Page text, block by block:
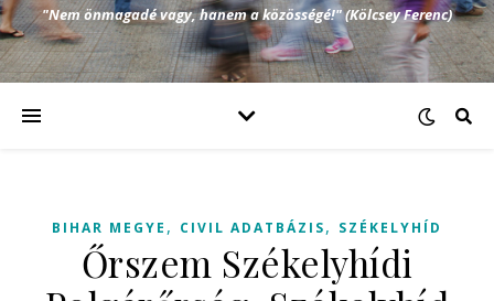
"Nem önmagadé vagy, hanem a közösségé!" (Kölcsey Ferenc)
BIHAR MEGYE , CIVIL ADATBÁZIS, SZÉKELYHÍD
Őrszem Székelyhídi